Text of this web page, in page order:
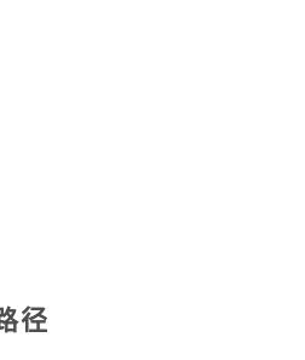
径